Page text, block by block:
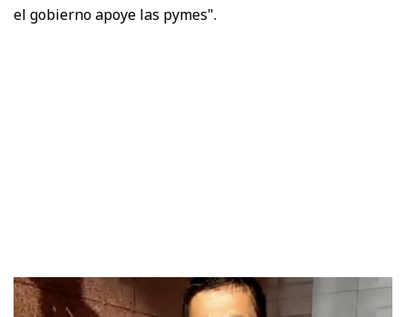
el gobierno apoye las pymes".